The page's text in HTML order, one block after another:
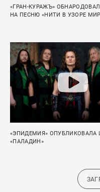
«ГРАН-КУРАЖЪ»
НА ПЕСНЮ «НИТИ В УЗОРЕ
«ЭПИДЕМИЯ» ОПУБЛИКОВАЛА
«ПАЛАДИН»